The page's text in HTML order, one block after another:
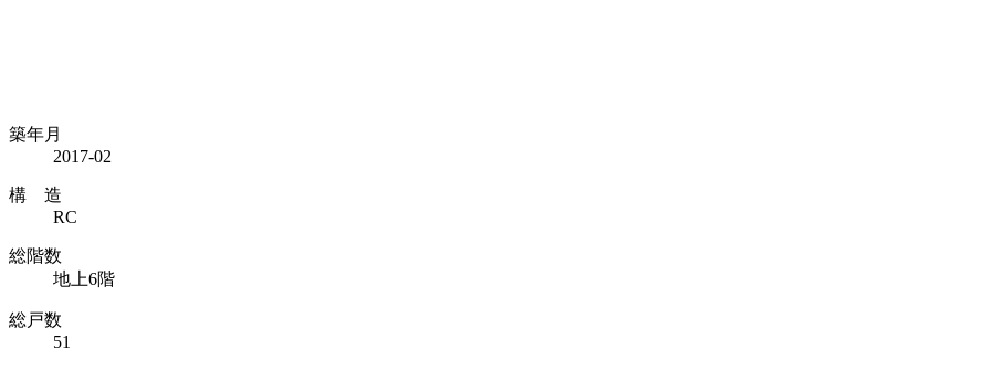
築年月
2017-02
構 造
RC
総階数
地上6階
総戸数
51